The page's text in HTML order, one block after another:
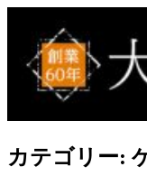
content
買取事例ブログ
ブランド品やバッグ
ポイントや高額買取
カテゴリー: